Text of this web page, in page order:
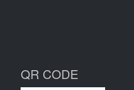
QR CODE